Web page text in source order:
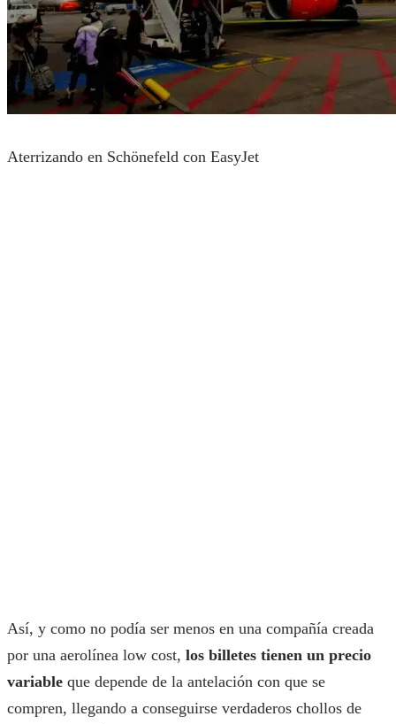
Aterrizando en Schönefeld con EasyJet
Así, y como no podía ser menos en una compañía creada
por una aerolínea low cost, los billetes tienen un precio
variable que depende de la antelación con que se
compren, llegando a conseguirse verdaderos chollos de